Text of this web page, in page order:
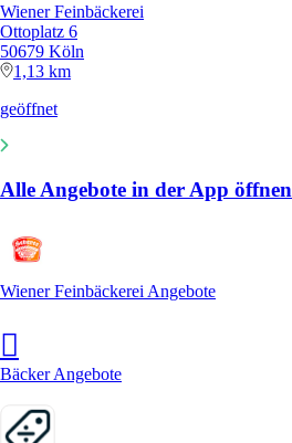
Wiener Feinbäckerei
Ottoplatz 6
50679 Köln
1,13 km
geöffnet
Alle Angebote in der App öffnen
Wiener Feinbäckerei Angebote
Bäcker Angebote